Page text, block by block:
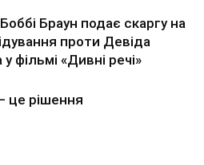
Браун подає скаргу на
проти Девіда
фільмі «Дивні речі»
це рішення